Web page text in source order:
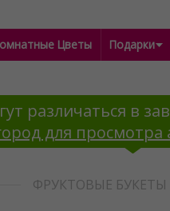
Цветы Подарки
различаться в
для просмотра
ФРУКТОВЫЕ БУКЕТЫ